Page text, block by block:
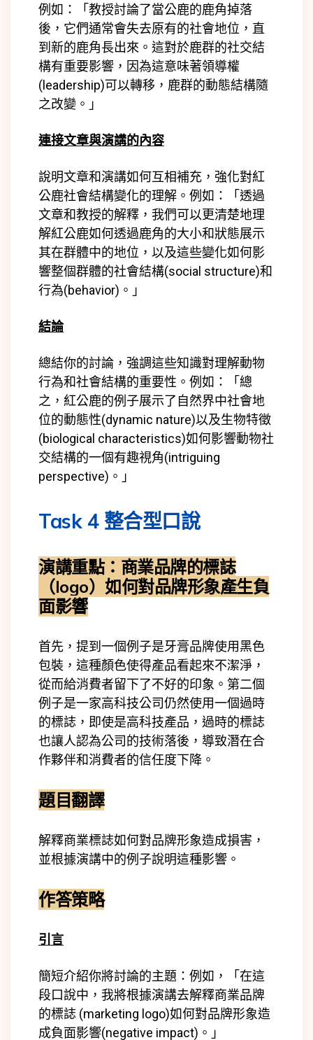
例如：「教授討論了當公鹿的鹿角掉落
後，它們通常會失去原有的社會地位，直
到新的鹿角長出來。這對於鹿群的社交結
構有重要影響，因為這意味著領導權
(leadership)可以轉移，鹿群的動態結構隨
之改變。」
連接文章與演講的內容
說明文章和演講如何互相補充，強化對紅
公鹿社會結構變化的理解。例如：「透過
文章和教授的解釋，我們可以更清楚地理
解紅公鹿如何透過鹿角的大小和狀態展示
其在群體中的地位，以及這些變化如何影
響整個群體的社會結構(social structure)和
行為(behavior) 。」
結論
總結你的討論，強調這些知識對理解動物
行為和社會結構的重要性。例如：「總
之，紅公鹿的例子展示了自然界中社會地
位的動態性(dynamic nature)以及生物特徵
(biological characteristics)如何影響動物社
交結構的一個有趣視角(intriguing
perspective) 。」
Task 4 整合型口說
演講重點： 商業品牌的標誌
（logo）如何對品牌形象產生負
面影響
首先，提到一個例子是牙膏品牌使用黑色
包裝，這種顏色使得產品看起來不潔淨，
從而給消費者留下了不好的印象。第二個
例子是一家高科技公司仍然使用一個過時
的標誌，即使是高科技產品，過時的標誌
也讓人認為公司的技術落後，導致潛在合
作夥伴和消費者的信任度下降。
題目翻譯
解釋商業標誌如何對品牌形象造成損害，
並根據演講中的例子說明這種影響。
作答策略
引言
簡短介紹你將討論的主題：例如，「在這
段口說中，我將根據演講去解釋商業品牌
的標誌 (marketing logo)如何對品牌形象造
成負面影響(negative impact)。」